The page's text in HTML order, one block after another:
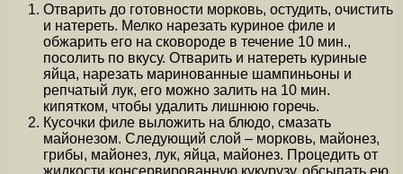
Отварить до готовности морковь, остудить, очистить
и натереть. Мелко нарезать куриное филе и
обжарить его на сковороде в течение 10 мин.,
посолить по вкусу. Отварить и натереть куриные
яйца, нарезать маринованные шампиньоны и
репчатый лук, его можно залить на 10 мин.
кипятком, чтобы удалить лишнюю горечь.
Кусочки филе выложить на блюдо, смазать
майонезом. Следующий слой – морковь, майонез,
грибы, майонез, лук, яйца, майонез. Процедить от
жидкости консервированную кукурузу, обсыпать ею